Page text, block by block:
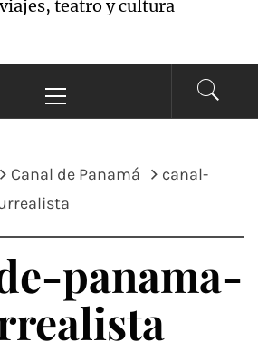
teatro y cultura
principal
Canal de Panamá
canal-
panama-